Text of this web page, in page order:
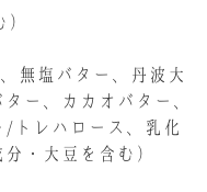
無塩バター、丹波大
ー、カカオバター、
トレハロース、乳化
・大豆を含む）